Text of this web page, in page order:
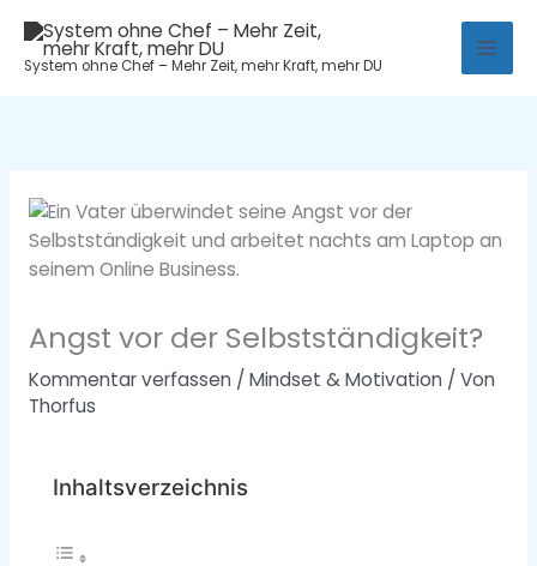
Inhalt
springen
System ohne Chef – Mehr Zeit, mehr Kraft, mehr DU
Angst vor der Selbstständigkeit?
Kommentar verfassen / Mindset & Motivation / Von
Thorfus
Inhaltsverzeichnis